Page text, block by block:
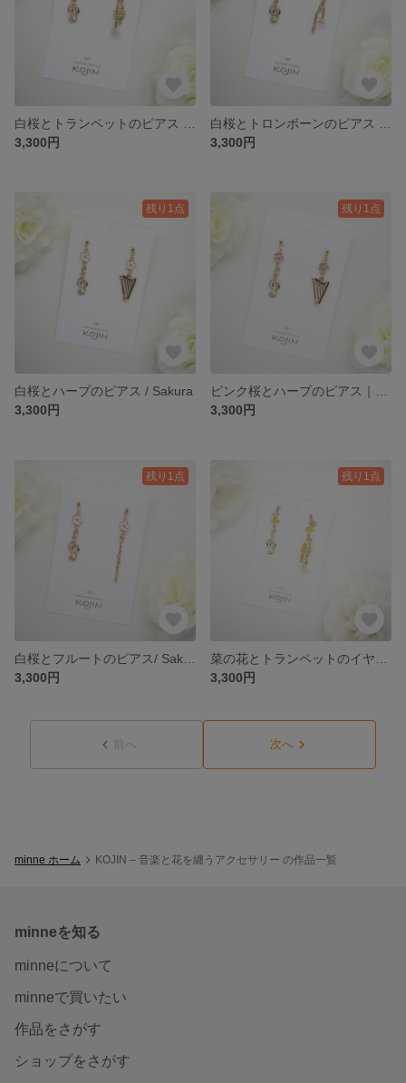
3,300円
3,300円
残り1点
白桜とハープのピアス / Sakura
3,300円
残り1点
3,300円
残り1点
3,300円
残り1点
3,300円
前へ 次へ
minne ホーム KOJIN – 音楽と花を纏うアクセサリー の作品一覧
minneを知る
minneについて
minneで買いたい
作品をさがす
ショップをさがす